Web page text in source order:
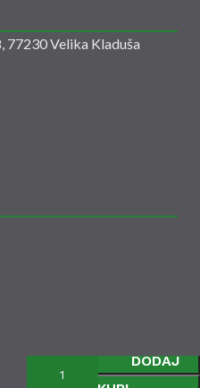
77230 Velika Kladuša
DODAJ